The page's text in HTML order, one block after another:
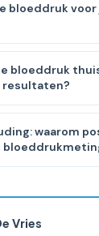
bloeddruk voor
bloeddruk
resultaten?
waarom
Vries